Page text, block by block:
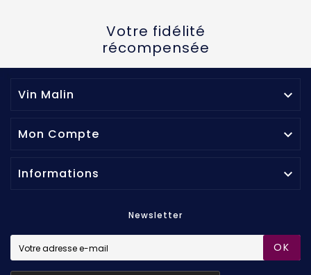
Votre fidélité
récompensée
Vin Malin 
Mon Compte 
Informations 
Newsletter
OK